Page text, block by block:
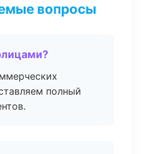
вопросы
полный